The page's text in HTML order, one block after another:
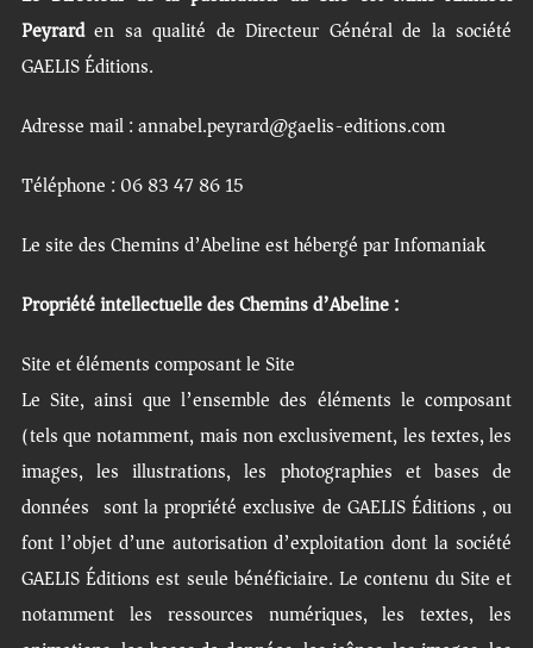
Peyrarden sa qualité de Directeur Général de la société
GAELIS Éditions.
Adresse mail : annabel.peyrard@gaelis-editions.com
Téléphone : 06 83 47 86 15
Le site des Chemins d’Abeline est hébergé par Infomaniak
Propriété intellectuelle des Chemins d’Abeline :
Site et éléments composant le Site
Le Site, ainsi que l’ensemble des éléments le composant
(tels que notamment, mais non exclusivement, les textes, les
images, les illustrations, les photographies et bases de
données) sont la propriété exclusive de GAELIS Éditions , ou
font l’objet d’une autorisation d’exploitation dont la société
GAELIS Éditions est seule bénéficiaire. Le contenu du Site et
notamment les ressources numériques, les textes, les